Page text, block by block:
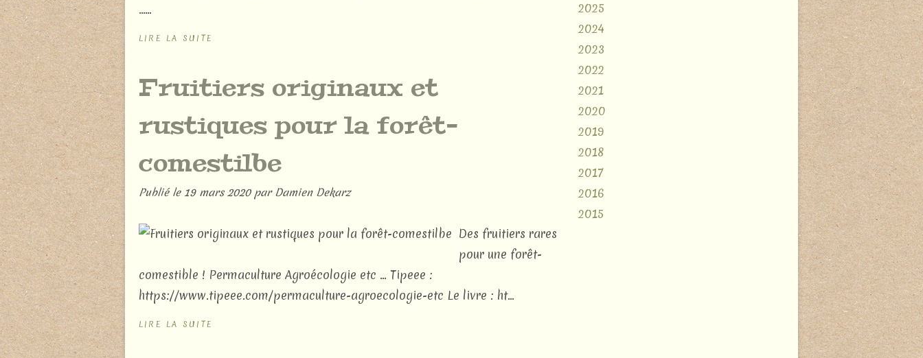
......
LIRE LA SUITE
Fruitiers originaux et
rustiques pour la forêt-
comestilbe
Publié le 19 mars 2020par Damien Dekarz
Des fruitiers rares
pour une forêt-
comestible ! Permaculture Agroécologie etc ... Tipeee :
https://www.tipeee.com/permaculture-agroecologie-etc Le livre : ht...
LIRE LA SUITE
2025
2024
2023
2022
2021
2020
2019
2018
2017
2016
2015